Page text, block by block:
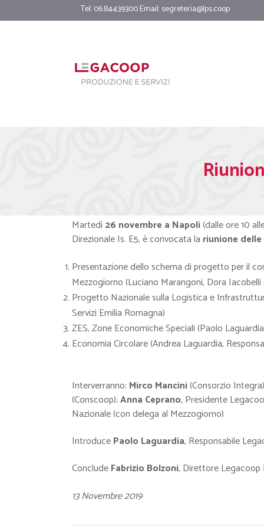
Tel: 06.84439300 Email:segreteria@lps.coop
Martedì 26 novembre a Napoli(dalle ore 10
Direzionale Is. E5, è convocata la riunione
Presentazione dello schema di progetto per il
Mezzogiorno (Luciano Marangoni, Dora Iacobelli
Progetto Nazionale sulla Logistica e
Servizi Emilia Romagna)
ZES, Zone Economiche Speciali (Paolo
Economia Circolare (Andrea Laguardia,
Interverranno: Mirco Mancini(Consorzio
(Conscoop);Anna Ceprano, Presidente
Nazionale (con delega al Mezzogiorno)
IntroducePaolo Laguardia, Responsabile
ConcludeFabrizio Bolzoni, Direttore Legacoop
13 Novembre 2019